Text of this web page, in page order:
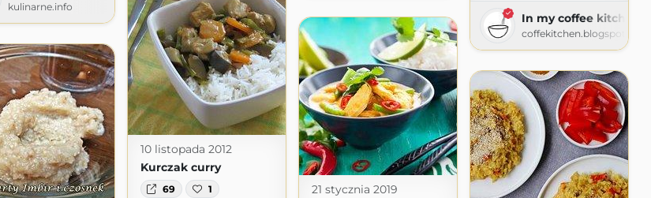
kulinarne.info
In my coffee kitchen
coffekitchen.blogspot.com
10 listopada 2012
Kurczak curry
69 1
21 stycznia 2019